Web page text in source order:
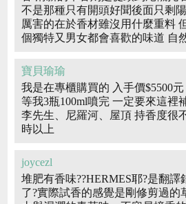
不是那種只有開頭好聞後面只剩
厲害的在於香材雖沒用什麼重料
個獨特又男女都會喜歡的味道 自
寶貝瑜瑜
我是在專櫃購買的 入手價$5500
等我3瓶100ml噴完 一定要來這裡
李先生、尼羅河、屋頂 持香度很
時以上
joycezl
堆肥有香味??HERMES耶?是翻
了?實際試香的感覺是剛修剪過的